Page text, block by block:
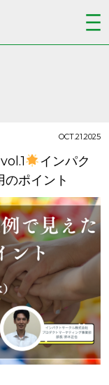
インパク
のポイント
OCT.21.2025